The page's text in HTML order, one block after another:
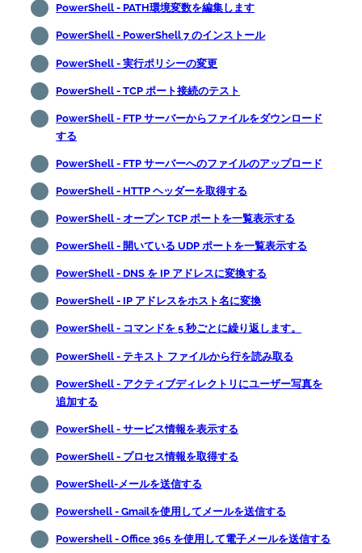
PowerShell - PATH環境変数を編集します
PowerShell - PowerShell 7 のインストール
PowerShell - 実行ポリシーの変更
PowerShell - TCP ポート接続のテスト
PowerShell - FTP サーバーからファイルをダウンロード
する
PowerShell - FTP サーバーへのファイルのアップロード
PowerShell - HTTP ヘッダーを取得する
PowerShell - オープン TCP ポートを一覧表示する
PowerShell - 開いている UDP ポートを一覧表示する
PowerShell - DNS を IP アドレスに変換する
PowerShell - IP アドレスをホスト名に変換
PowerShell - コマンドを 5 秒ごとに繰り返します。
PowerShell - テキスト ファイルから行を読み取る
PowerShell - アクティブディレクトリにユーザー写真を
追加する
PowerShell - サービス情報を表示する
PowerShell - プロセス情報を取得する
PowerShell-メールを送信する
Powershell - Gmailを使用してメールを送信する
Powershell - Office 365 を使用して電子メールを送信する